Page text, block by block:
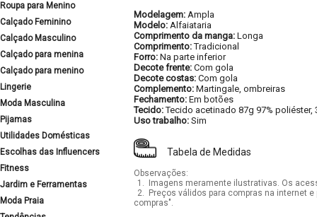
Roupa para Menino
Calçado Feminino
Calçado Masculino
Calçado para menina
Calçado para menino
Lingerie
Moda Masculina
Pijamas
Utilidades Domésticas
Escolhas das Influencers
Fitness
Jardim e Ferramentas
Moda Praia
Modelagem: Ampla
Modelo: Alfaiataria
Comprimento da manga: Longa
Comprimento:Tradicional
Forro: Na parte inferior
Decote frente: Com gola
Decote costas: Com gola
Complemento: Martingale, ombreiras
Fechamento: Em botões
Tecido:Tecido acetinado 87g 97% poliéster,
Uso trabalho: Sim
Tabela de Medidas
Observações:
1.
Imagens meramente ilustrativas. Os
2.
Preços válidos para compras na internet
compras".